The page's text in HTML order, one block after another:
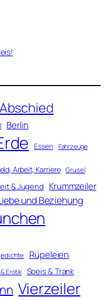
Berlin
Essen Fahrzeuge
Arbeit, Karriere Grusel
& Jugend Krummzeiler
und Beziehung
Rüpeleien
Erotik Speis & Trank
Vierzeiler